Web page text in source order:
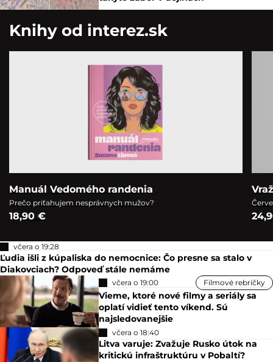
Knihy od interez.sk
Manuál Vedomého randenia
Prečo priťahujem nesprávnych mužov?
18,90 €
včera o 19:28
Ľudia išli z kúpaliska do nemocnice: Čo presne sa stalo v
Diakovciach? Odpoveď stále nemáme
včera o 19:00 Filmové rebríčky
Vieme, ktoré nové filmy a seriály sa
oplatí vidieť tento víkend. Sú
najsledovanejšie
včera o 18:40
Litva varuje: Zvažuje Rusko útok na
kritickú infraštruktúru v Pobaltí?